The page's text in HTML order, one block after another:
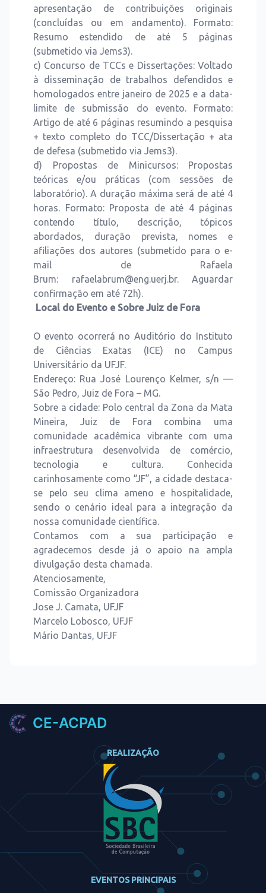
apresentação de contribuições originais
(concluídas ou em andamento). Formato:
Resumo estendido de até 5 páginas
(submetido via Jems3).
c) Concurso de TCCs e Dissertações: Voltado
à disseminação de trabalhos defendidos e
homologados entre janeiro de 2025 e a data-
limite de submissão do evento. Formato:
Artigo de até 6 páginas resumindo a pesquisa
+ texto completo do TCC/Dissertação + ata
de defesa (submetido via Jems3).
d) Propostas de Minicursos: Propostas
teóricas e/ou práticas (com sessões de
laboratório). A duração máxima será de até 4
horas. Formato: Proposta de até 4 páginas
contendo título, descrição, tópicos
abordados, duração prevista, nomes e
afiliações dos autores (submetido para o e-
mail de Rafaela
Brum: rafaelabrum@eng.uerj.br. Aguardar
confirmação em até 72h).
Local do Evento e Sobre Juiz de Fora
O evento ocorrerá no Auditório do Instituto
de Ciências Exatas (ICE) no Campus
Universitário da UFJF.
Endereço: Rua José Lourenço Kelmer, s/n —
São Pedro, Juiz de Fora – MG.
Sobre a cidade: Polo central da Zona da Mata
Mineira, Juiz de Fora combina uma
comunidade acadêmica vibrante com uma
infraestrutura desenvolvida de comércio,
tecnologia e cultura. Conhecida
carinhosamente como “JF”, a cidade destaca-
se pelo seu clima ameno e hospitalidade,
sendo o cenário ideal para a integração da
nossa comunidade científica.
Contamos com a sua participação e
agradecemos desde já o apoio na ampla
divulgação desta chamada.
Atenciosamente,
Comissão Organizadora
Jose J. Camata, UFJF
Marcelo Lobosco, UFJF
Mário Dantas, UFJF
CE-ACPAD
REALIZAÇÃO
EVENTOS PRINCIPAIS